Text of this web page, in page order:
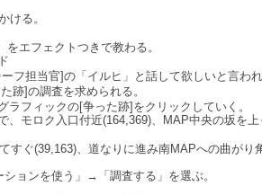
ける。
エフェクトつきで教わる。
フ担当官]の「イルヒ」と話して欲しいと言わ
跡]の調査を求められる。
フィックの[争った跡]をクリックしていく。
、モロク入口付近(164,369)、MAP中央の坂を
すぐ(39,163)、道なりに進み南MAPへの曲がり
ョンを使う」→「調査する」を選ぶ。